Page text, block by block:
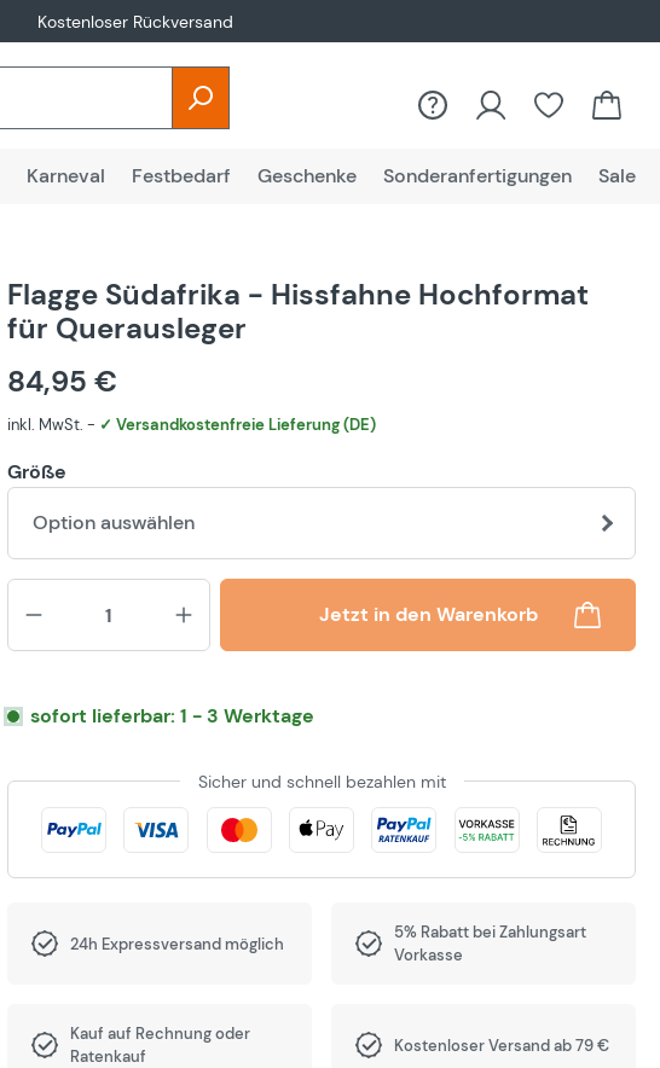
Kostenloser Rückversand
Karneval Festbedarf Geschenke Sonderanfertigungen Sale
Flagge Südafrika - Hissfahne Hochformat
für Querausleger
84,95 €
inkl. MwSt. - ✓ Versandkostenfreie Lieferung (DE)
Größe
Option auswählen
Produkt Anzahl: Gib den
Jetzt in den Warenkorb
sofort lieferbar: 1 - 3 Werktage
Sicher und schnell bezahlen mit
24h Expressversand möglich
5% Rabatt bei Zahlungsart
Vorkasse
Kauf auf Rechnung oder
Ratenkauf
Kostenloser Versand ab 79 €